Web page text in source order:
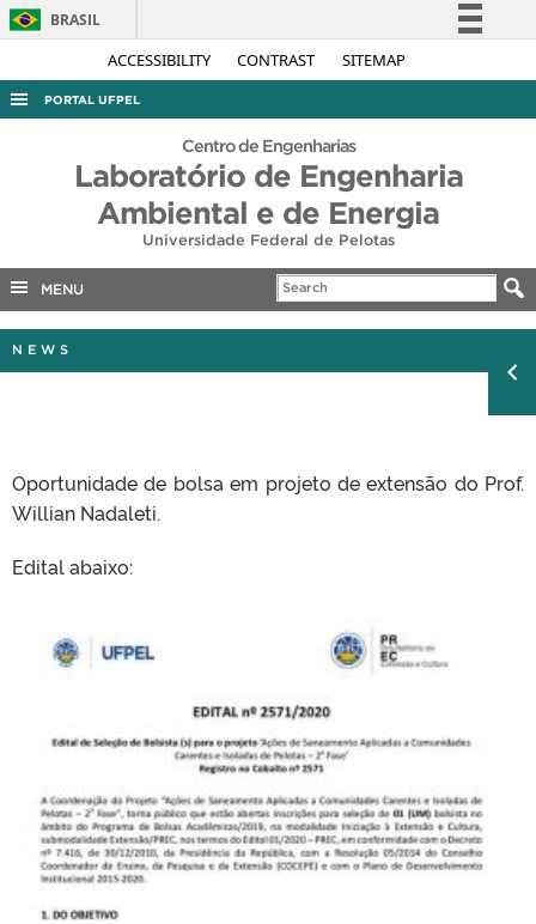
ACCESSIBILITY CONTRAST SITEMAP
BRASIL
Simplifique!
Acesso à informação
Legislação
Canais
PORTAL UFPEL
ACESSO À INFORMAÇÃO
AUDITORIA
COBALTO
INTERNACIONAL
Centro de Engenharias
Laboratório de Engenharia
Ambiental e de Energia
Universidade Federal de Pelotas
MENU
NEWS
Oportunidade de bolsa em projeto de extensão do Prof.
Willian Nadaleti.
Edital abaixo: